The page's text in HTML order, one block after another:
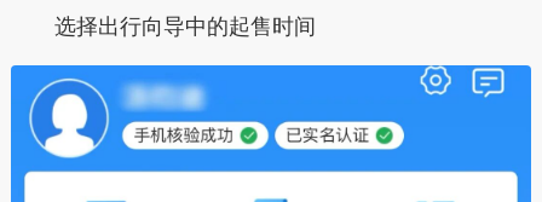
选择出行向导中的起售时间